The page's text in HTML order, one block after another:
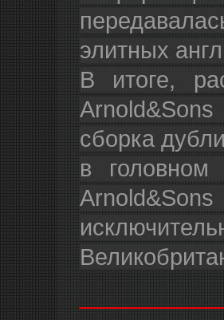
элитных
В итоге,
сборка
в